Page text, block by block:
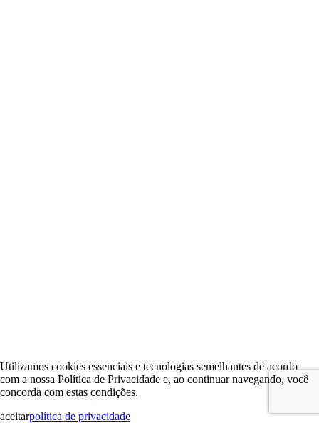
Utilizamos cookies essenciais e tecnologias semelhantes de acordo
com a nossa Política de Privacidade e, ao continuar navegando, você
concorda com estas condições.
aceitarpolítica de privacidade